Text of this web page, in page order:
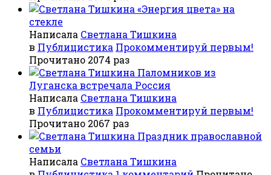
«Энергия цвета» на
стекле
Написала Светлана Тишкина
в Публицистика Прокомментируй первым!
Прочитано 2074 раз
Паломников из
Луганска встречала Россия
Написала Светлана Тишкина
в Публицистика Прокомментируй первым!
Прочитано 2067 раз
Праздник православной
семьи
Написала Светлана Тишкина